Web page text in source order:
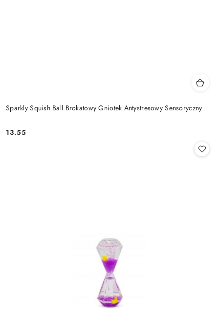
Sparkly Squish Ball Brokatowy Gniotek Antystresowy Sensoryczny
Cena:
13.55